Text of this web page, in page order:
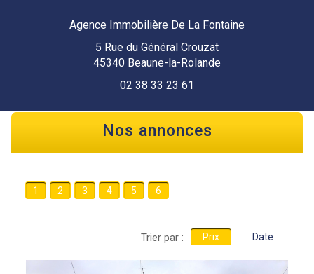
Agence Immobilière De La Fontaine
5 Rue du Général Crouzat
45340 Beaune-la-Rolande
02 38 33 23 61
Nos annonces
1 2 3 4 5 6
Trier par : Prix Date